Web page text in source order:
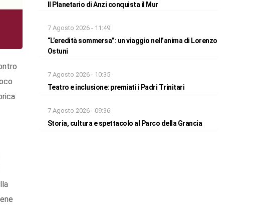
Il Planetario di Anzi conquista il Mur
7 Agosto 2026 - 11:49
“L’eredità sommersa”: un viaggio nell’anima di Lorenzo
Ostuni
7 Agosto 2026 - 10:35
Teatro e inclusione: premiati i Padri Trinitari
7 Agosto 2026 - 09:36
Storia, cultura e spettacolo al Parco della Grancia